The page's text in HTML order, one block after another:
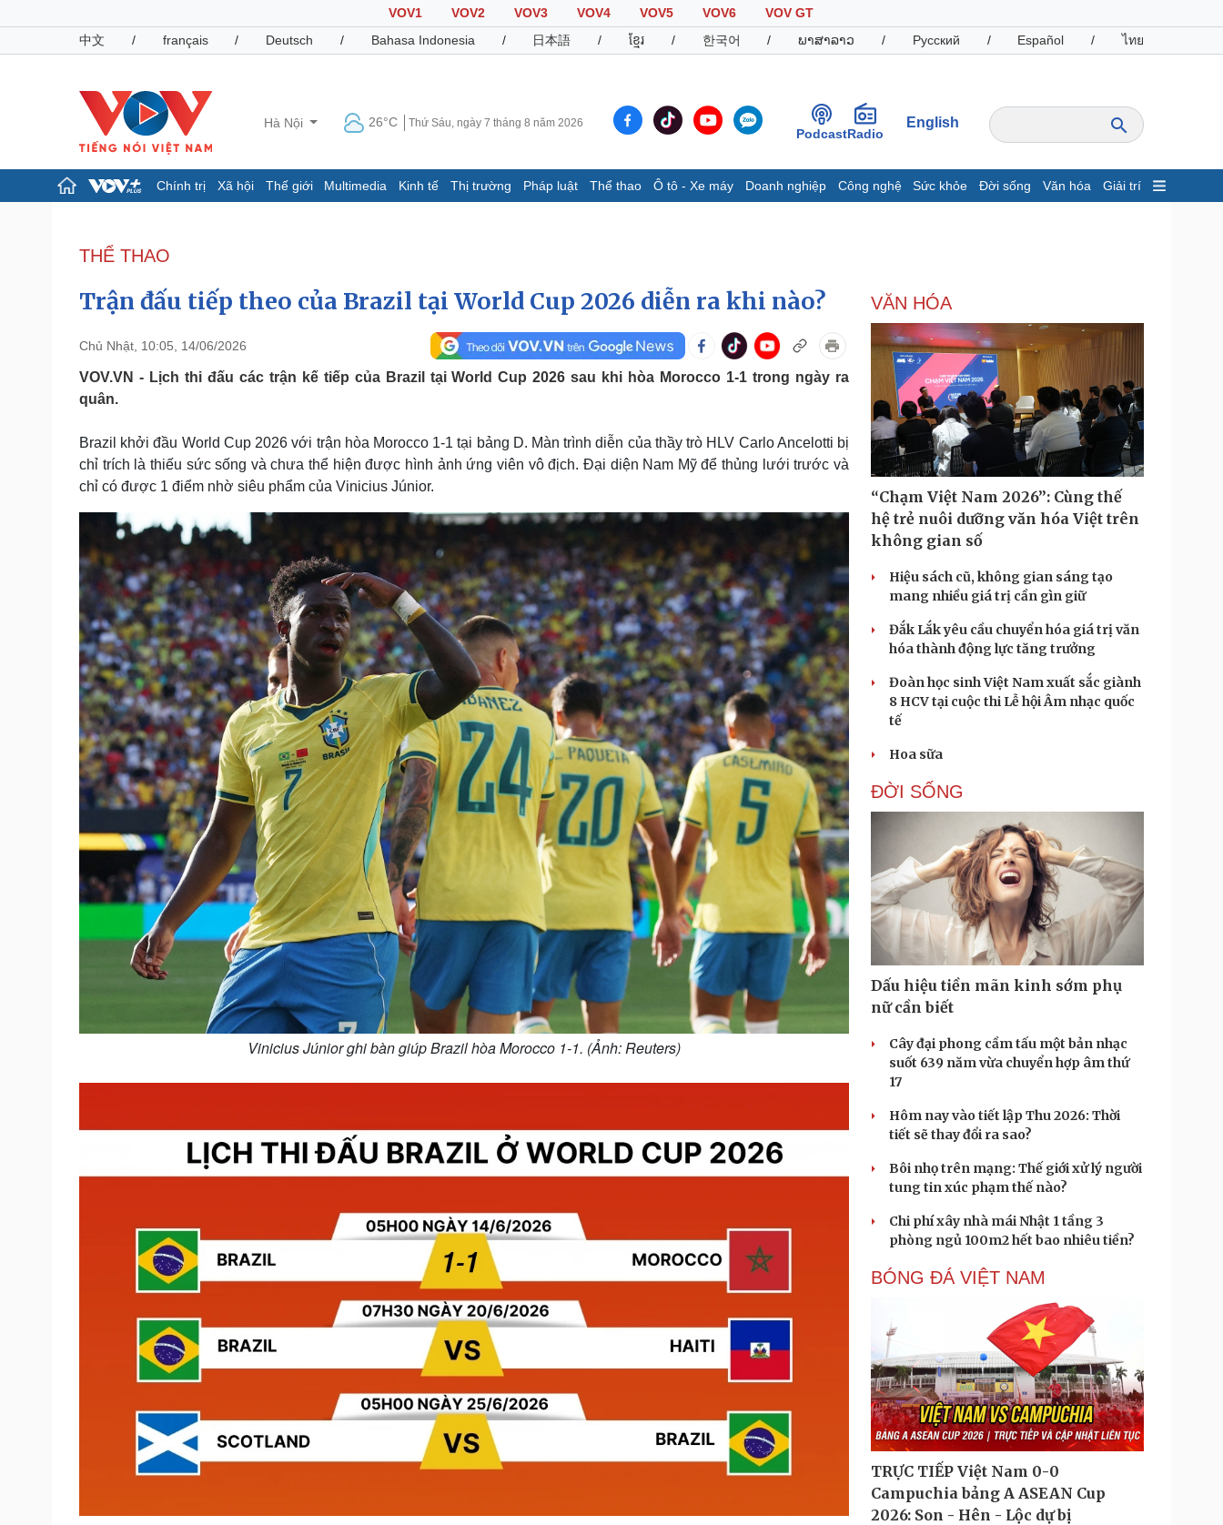
VOV1 VOV2 VOV3 VOV4 VOV5 VOV6
VOV GT
中文
/ français / Deutsch / Bahasa Indonesia / 日本語 / ខ្មែរ / 한국어 / ພາສາລາວ / Русский / Español / ไทย
Hà Nội 26°C Thứ Sáu, ngày 7 tháng 8 năm 2026
PodcastRadio
English
Chính trị Xã hội Thế giới Multimedia Kinh tế Thị trường Pháp luật Thể thao Ô tô - Xe máy Doanh nghiệp Công nghệ Sức khỏe Đời sống Văn hóa Giải trí
Đảng
Tổ chức nhân sự
Nhận diện sự thật
Giáo dục
Dấu ấn VOV
E-Magazine
Infographic
Giá cà phê
Pháp luật
Vụ án
Tư vấn luật
Quân sự - Quốc phòng
Phân tích
Thể thao
Thế giới thể thao
eSports
Hậu trường
Ô tô - Xe máy
Tư vấn
Doanh nghiệp
Thông tin doanh nghiệp
Doanh nghiệp 24h
Doanh nhân
Vì cộng đồng
Công nghệ
Sành điệu
Tin Công nghệ
Trải nghiệm
Chuyển đổi số
Dinh dưỡng - món ngon
Cây thuốc
Sản phụ khoa
Nhi khoa
Nam khoa
Làm đẹp - giảm cân
Phòng mạch online
Ăn sạch sống khỏe
Blog
Tình yêu - Gia đình
Văn học
Âm nhạc
Di sản
Thời trang
Sao Việt
check-in
Podcast
Câu chuyện thời sự
Cửa sổ tình yêu
Kể chuyện cho bé
Hạt giống tâm hồn
Cải chính
THỂ THAO
Trận đấu tiếp theo của Brazil tại World Cup 2026 diễn ra khi nào?
Chủ Nhật, 10:05, 14/06/2026
VOV.VN - Lịch thi đấu các trận kế tiếp của Brazil tại World Cup 2026 sau khi hòa Morocco 1-1 trong ngày ra
quân.
Brazil khởi đầu World Cup 2026 với trận hòa Morocco 1-1 tại bảng D. Màn trình diễn của thầy trò HLV Carlo Ancelotti bị
chỉ trích là thiếu sức sống và chưa thể hiện được hình ảnh ứng viên vô địch. Đại diện Nam Mỹ để thủng lưới trước và
chỉ có được 1 điểm nhờ siêu phẩm của Vinicius Júnior.
Vinicius Júnior ghi bàn giúp Brazil hòa Morocco 1-1. (Ảnh: Reuters)
VĂN HÓA
“Chạm Việt Nam 2026”: Cùng thế
hệ trẻ nuôi dưỡng văn hóa Việt trên
không gian số
Hiệu sách cũ, không gian sáng tạo
mang nhiều giá trị cần gìn giữ
Đắk Lắk yêu cầu chuyển hóa giá trị văn
hóa thành động lực tăng trưởng
Đoàn học sinh Việt Nam xuất sắc giành
8 HCV tại cuộc thi Lễ hội Âm nhạc quốc
tế
Hoa sữa
ĐỜI SỐNG
Dấu hiệu tiền mãn kinh sớm phụ
nữ cần biết
Cây đại phong cầm tấu một bản nhạc
suốt 639 năm vừa chuyển hợp âm thứ
17
Hôm nay vào tiết lập Thu 2026: Thời
tiết sẽ thay đổi ra sao?
Bôi nhọ trên mạng: Thế giới xử lý người
tung tin xúc phạm thế nào?
Chi phí xây nhà mái Nhật 1 tầng 3
phòng ngủ 100m2 hết bao nhiêu tiền?
BÓNG ĐÁ VIỆT NAM
TRỰC TIẾP Việt Nam 0-0
Campuchia bảng A ASEAN Cup
2026: Son - Hên - Lộc dự bị